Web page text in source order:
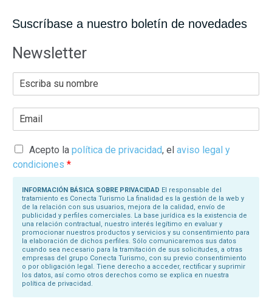
Suscríbase a nuestro boletín de novedades
Newsletter
E
c
a
u
o
m
E
a
Acepto la política de privacidad, el aviso legal y
condiciones *
INFORMACIÓN BÁSICA SOBRE PRIVACIDAD El responsable del
tratamiento es Conecta Turismo La finalidad es la gestión de la web y
de la relación con sus usuarios, mejora de la calidad, envío de
publicidad y perfiles comerciales. La base jurídica es la existencia de
una relación contractual, nuestro interés legítimo en evaluar y
promocionar nuestros productos y servicios y su consentimiento para
la elaboración de dichos perfiles. Sólo comunicaremos sus datos
cuando sea necesario para la tramitación de sus solicitudes, a otras
empresas del grupo Conecta Turismo, con su previo consentimiento
o por obligación legal. Tiene derecho a acceder, rectificar y suprimir
los datos, así como otros derechos como se explica en nuestra
política de privacidad.